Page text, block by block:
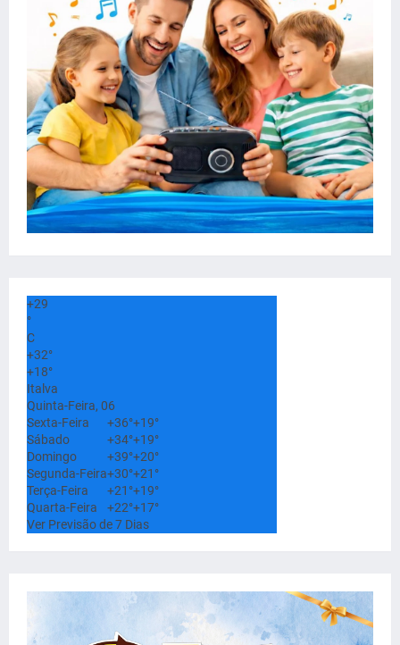
+29
°
C
+32°
+18°
Italva
Quinta-Feira, 06
Sexta-Feira
+36°+19°
Sábado
+34°+19°
Domingo
+39°+20°
Segunda-Feira+30°+21°
Terça-Feira
+21°+19°
Quarta-Feira
+22°+17°
Ver Previsão de 7 Dias